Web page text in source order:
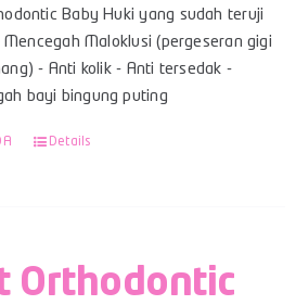
Baby Huki yang sudah teruji
Mencegah Maloklusi (pergeseran gigi
- Anti kolik - Anti tersedak -
bayi bingung puting
Details
Orthodontic